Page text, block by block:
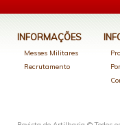
INFORMAÇÕES
Messes Militares
Recrutamento